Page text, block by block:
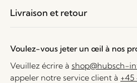
Livraison et retour
Voulez-vous jeter un œil à nos
Veuillez écrire à shop@hubsch-
appeler notre service client à +45